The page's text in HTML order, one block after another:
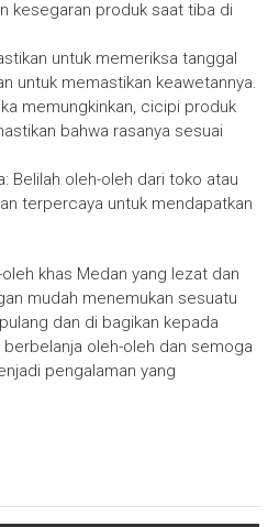
kesegaran produk saat tiba di
untuk memeriksa tanggal
untuk memastikan keawetannya.
memungkinkan, cicipi produk
bahwa rasanya sesuai
Belilah oleh-oleh dari toko atau
terpercaya untuk mendapatkan
khas Medan yang lezat dan
mudah menemukan sesuatu
dan di bagikan kepada
oleh-oleh dan semoga
pengalaman yang